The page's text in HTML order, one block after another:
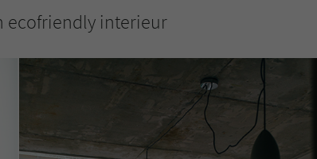
ecofriendly interieur